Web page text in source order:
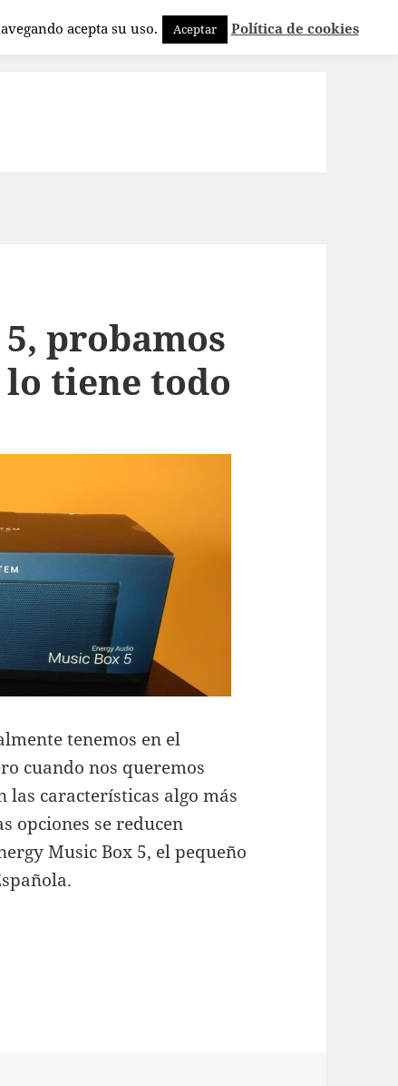
probamos
tiene todo
tenemos en el
cuando nos queremos
las características algo más
opciones se reducen
Music Box 5, el pequeño
un altavoz BT que lo tiene todo
acepta su uso. Aceptar Política de cookies